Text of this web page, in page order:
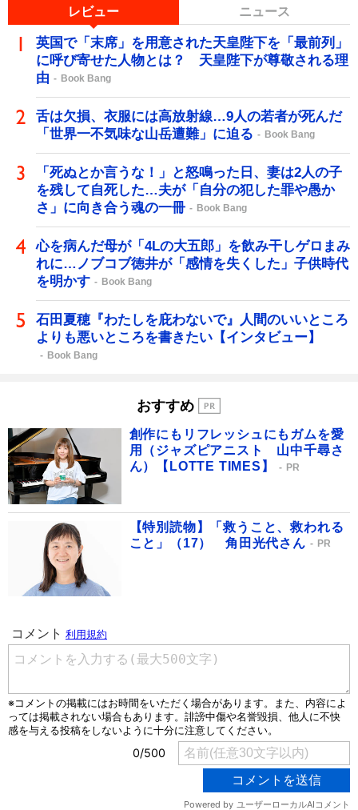
レビュー ニュース
英国で「末席」を用意された天皇陛下を「最前列」
に呼び寄せた人物とは？ 天皇陛下が尊敬される理
由
Book Bang
舌は欠損、衣服には高放射線…9人の若者が死んだ
「世界一不気味な山岳遭難」に迫る
Book Bang
「死ぬとか言うな！」と怒鳴った日、妻は2人の子
を残して自死した…夫が「自分の犯した罪や愚か
さ」に向き合う魂の一冊
Book Bang
心を病んだ母が「4Lの大五郎」を飲み干しゲロまみ
れに…ノブコブ徳井が「感情を失くした」子供時代
を明かす
Book Bang
石田夏穂『わたしを庇わないで』人間のいいところ
よりも悪いところを書きたい【インタビュー】
Book Bang
おすすめ
創作にもリフレッシュにもガムを愛
用（ジャズピアニスト 山中千尋さ
ん）【LOTTE TIMES】
PR
【特別読物】「救うこと、救われる
こと」（17） 角田光代さん
PR